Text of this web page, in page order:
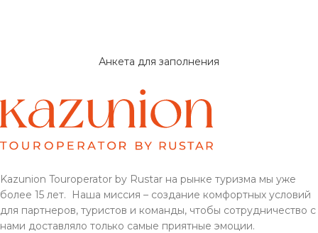
Анкета для заполнения
Kazunion Touroperator by Rustar на рынке туризма мы уже
более 15 лет. Наша миссия – создание комфортных условий
для партнеров, туристов и команды, чтобы сотрудничество с
нами доставляло только самые приятные эмоции.